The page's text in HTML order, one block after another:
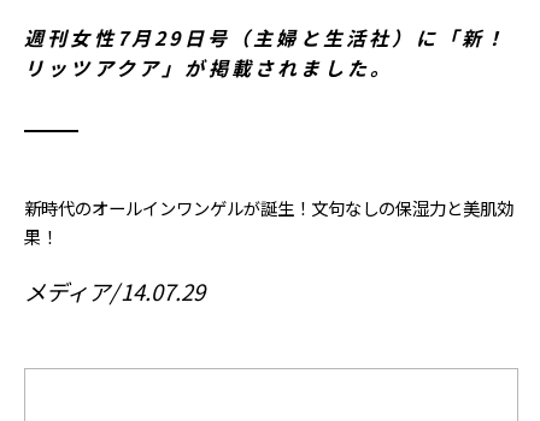
週刊女性7月29日号（主婦と生活社）に「新！
リッツアクア」が掲載されました。
新時代のオールインワンゲルが誕生！文句なしの保湿力と美肌効
果！
メディア 14.07.29